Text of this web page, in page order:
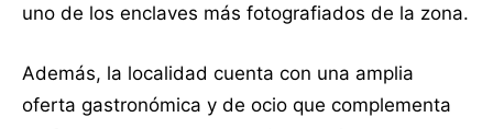
uno de los enclaves más fotografiados de la zona.
Además, la localidad cuenta con una amplia
oferta gastronómica y de ocio que complementa